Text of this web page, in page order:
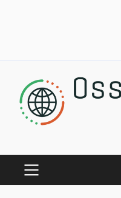
content
PRIMARY
MENU